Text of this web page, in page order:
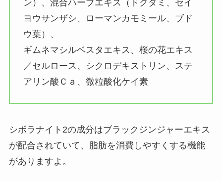
ン）、混合ハーブエキス（ドクダミ、セイ
ヨウサンザシ、ローマンカモミール、ブド
ウ葉）、
ギムネマシルベスタエキス、桜の花エキス
／セルロース、シクロデキストリン、ステ
アリン酸Ｃａ、微粒酸化ケイ素
シボラナイト2の成分はブラックジンジャーエキス
が配合されていて、脂肪を消費しやすくする機能
がありますよ。